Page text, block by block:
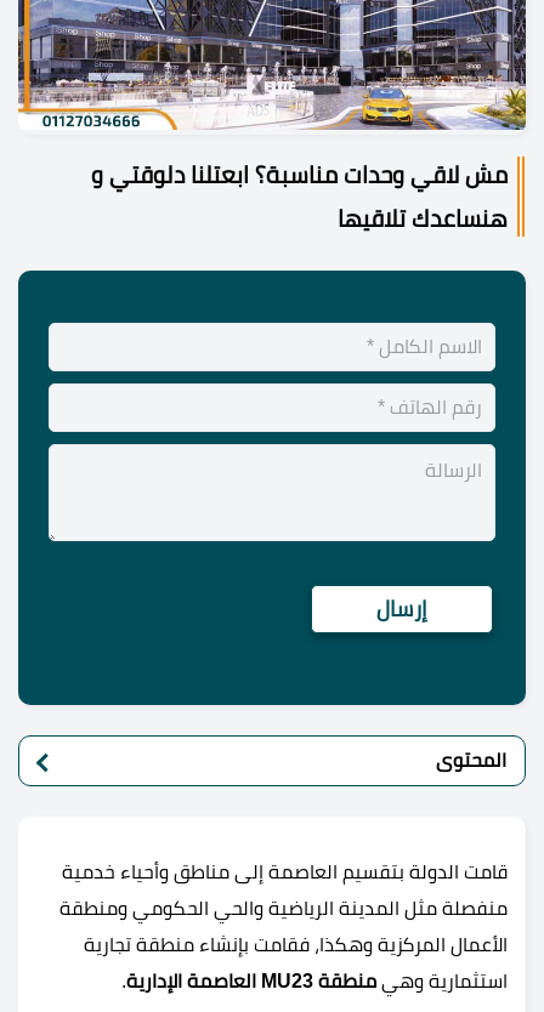
مش لاقي وحدات مناسبة؟ ابعتلنا دلوقتي و
هنساعدك تلاقيها
المحتوى
قامت الدولة بتقسيم العاصمة إلى مناطق وأحياء خدمية
منفصلة مثل المدينة الرياضية والحي الحكومي ومنطقة
الأعمال المركزية وهكذا، فقامت بإنشاء منطقة تجارية
استثمارية وهي منطقة MU23 العاصمة الإدارية .